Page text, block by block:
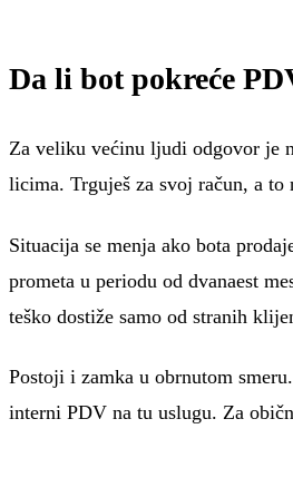
Da li bot pokreće
Za veliku većinu ljudi odgovor je
licima. Trguješ za svoj račun, a
Situacija se menja ako bota
prometa u periodu od dvanaest
teško dostiže samo od stranih
Postoji i zamka u obrnutom
interni PDV na tu uslugu. Za